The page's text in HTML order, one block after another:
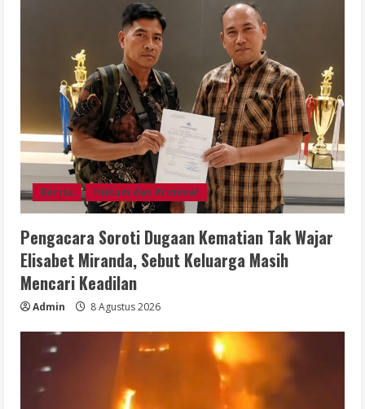
Berita Hukum dan Kriminal
Pengacara Soroti Dugaan Kematian Tak Wajar
Elisabet Miranda, Sebut Keluarga Masih
Mencari Keadilan
Admin 8 Agustus 2026